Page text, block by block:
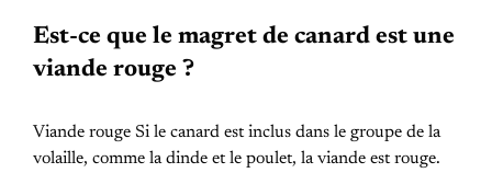
Est-ce que le magret de canard est une
viande rouge ?
Viande rouge Si le canard est inclus dans le groupe de la
volaille, comme la dinde et le poulet, la viande est rouge.